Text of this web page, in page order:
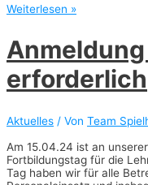
Anmeldung
24.02.
und
03.03.25
erforderlich
Weiterlesen »
erforderlich
Aktuelles / Von Team
Am 15.04.24 ist an
Fortbildungstag für die
Tag haben wir für alle